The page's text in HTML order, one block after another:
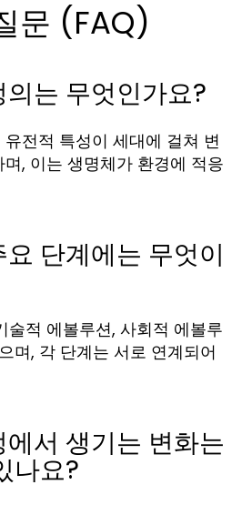
문 (FAQ)
는 무엇인가요?
전적 특성이 세대에 걸쳐 변
, 이는 생명체가 환경에 적응
단계에는 무엇이
술적 에볼루션, 사회적 에볼루
며, 각 단계는 서로 연계되어
서 생기는 변화는
나요?